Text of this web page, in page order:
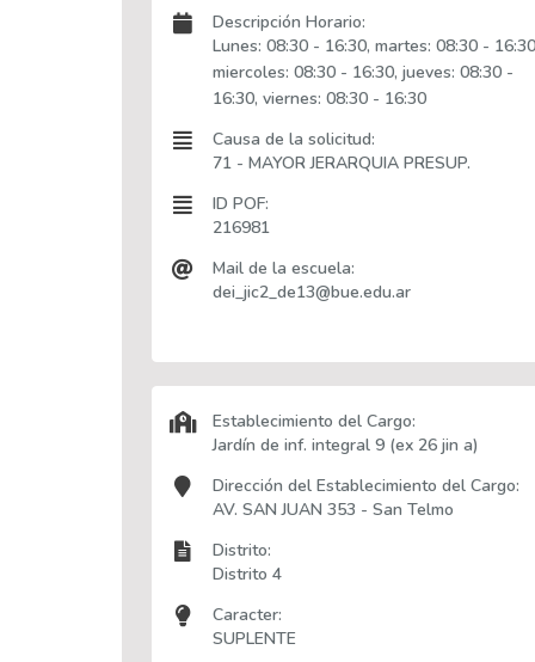
Descripción Horario:
Lunes: 08:30 - 16:30, martes: 08:30 -
miercoles: 08:30 - 16:30, jueves: 08:30 -
16:30, viernes: 08:30 - 16:30
Causa de la solicitud:
71 - MAYOR JERARQUIA PRESUP.
ID POF:
216981
Mail de la escuela:
dei_jic2_de13@bue.edu.ar
Establecimiento del Cargo:
Jardín de inf. integral 9 (ex 26 jin a)
Dirección del Establecimiento del Cargo:
AV. SAN JUAN 353 - San Telmo
Distrito:
Distrito 4
Caracter:
SUPLENTE